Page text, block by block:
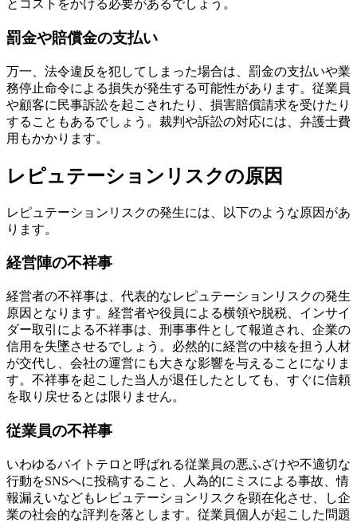
とコストをかける必要があるでしょう。
罰金や賠償金の支払い
万一、法令違反を犯してしまった場合は、罰金の支払いや業
務停止命令による損失が発生する可能性があります。従業員
や顧客に民事訴訟を起こされたり、損害賠償請求を受けたり
することもあるでしょう。裁判や訴訟の対応には、弁護士費
用もかかります。
レピュテーションリスクの原因
レピュテーションリスクの発生には、以下のような原因があ
ります。
経営陣の不祥事
経営者の不祥事は、代表的なレピュテーションリスクの発生
原因となります。経営者や役員による横領や脱税、インサイ
ダー取引による不祥事は、刑事事件として報道され、企業の
信用を失墜させるでしょう。必然的に経営の中核を担う人材
が交代し、会社の運営にも大きな影響を与えることになりま
す。不祥事を起こした当人が退任したとしても、すぐに信頼
を取り戻せるとは限りません。
従業員の不祥事
いわゆるバイトテロと呼ばれる従業員の悪ふざけや不適切な
行動をSNSへに投稿すること、人為的にミスによる事故、情
報漏えいなどもレピュテーションリスクを顕在化させ、し企
業の社会的な評判を落とします。従業員個人が起こした問題